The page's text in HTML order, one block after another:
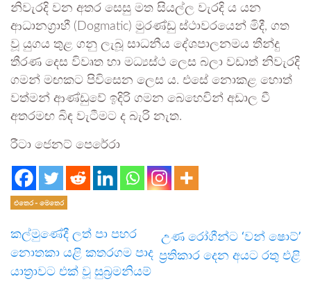
නිවැරදි වන අතර සෙසු මත සියල්ල වැරදි ය යන
ආධානග්‍රාහී (Dogmatic) මුරණ්ඩු ස්ථාවරයෙන් මිදී, ගත
වූ යුගය තුළ ගනු ලැබූ සාධනීය දේශපාලනමය තීන්දු
තීරණ දෙස විවෘත හා මධ්‍යස්ථ ලෙස බලා වඩාත් නිවැරදි
ගමන් මඟකට පිවිසෙන ලෙස ය. එසේ නොකළ හොත්
වත්මන් ආණ්ඩුවේ ඉදිරි ගමන බෙහෙවින් අඩාල වී
අතරමඟ බිඳ වැටීමට ද බැරි නැත.
රීටා ජෙනට් පෙරේරා
එතෙර - මෙතෙර
කල්මුණේදී ලත් පා පහර
නොතකා යළි කතරගම පාද
යාත්‍රාවට එක් වූ සුබ්‍රමනියම්
උණ රෝගීන්ට ‘වන් ෂොට්’
ප්‍රතිකාර දෙන අයට රතු එළි